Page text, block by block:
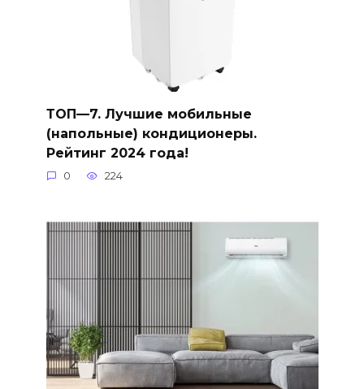
ТОП—7. Лучшие мобильные
(напольные) кондиционеры.
Рейтинг 2024 года!
0 224